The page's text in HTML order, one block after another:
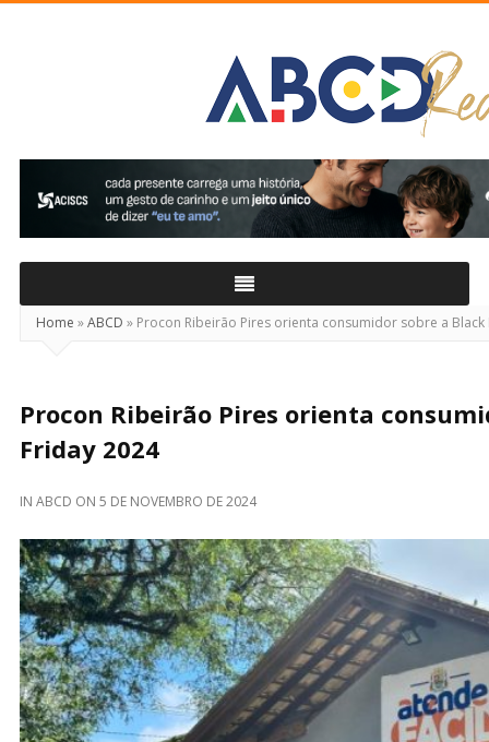
Home »ABCD » Procon Ribeirão Pires orienta consumidor sobre a Black
Procon Ribeirão Pires orienta
Friday 2024
IN ABCD ON 5 DE NOVEMBRO DE 2024